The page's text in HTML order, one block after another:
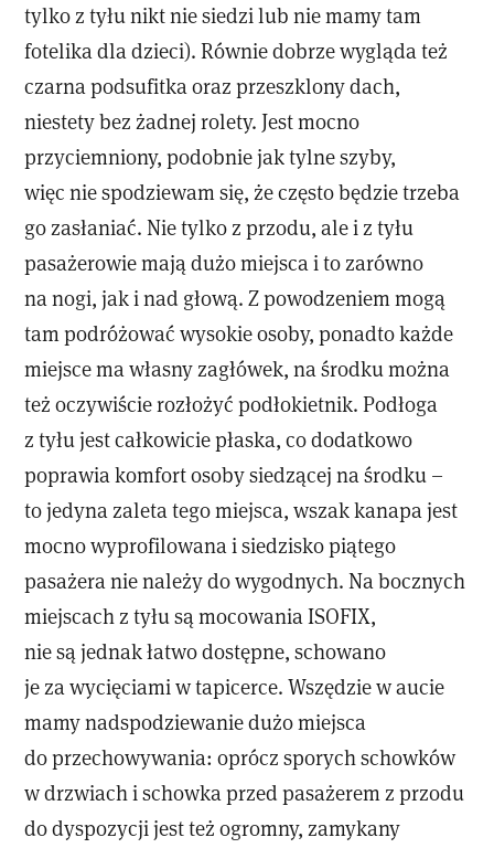
tylko z tyłu nikt nie siedzi lub nie mamy tam
fotelika dla dzieci). Równie dobrze wygląda też
czarna podsufitka oraz przeszklony dach,
niestety bez żadnej rolety. Jest mocno
przyciemniony, podobnie jak tylne szyby,
więc nie spodziewam się, że często będzie trzeba
go zasłaniać. Nie tylko z przodu, ale i z tyłu
pasażerowie mają dużo miejsca i to zarówno
na nogi, jak i nad głową. Z powodzeniem mogą
tam podróżować wysokie osoby, ponadto każde
miejsce ma własny zagłówek, na środku można
też oczywiście rozłożyć podłokietnik. Podłoga
z tyłu jest całkowicie płaska, co dodatkowo
poprawia komfort osoby siedzącej na środku –
to jedyna zaleta tego miejsca, wszak kanapa jest
mocno wyprofilowana i siedzisko piątego
pasażera nie należy do wygodnych. Na bocznych
miejscach z tyłu są mocowania ISOFIX,
nie są jednak łatwo dostępne, schowano
je za wycięciami w tapicerce. Wszędzie w aucie
mamy nadspodziewanie dużo miejsca
do przechowywania: oprócz sporych schowków
w drzwiach i schowka przed pasażerem z przodu
do dyspozycji jest też ogromny, zamykany